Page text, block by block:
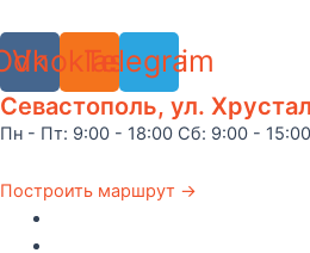
Vk Telegram
Севастополь, ул.
Пн - Пт: 9:00 - 18:00 Сб: 9:00 - 15:00
Построить маршрут →